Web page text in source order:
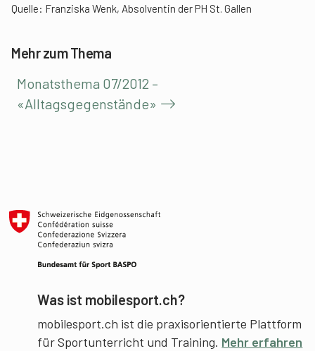
Quelle: Franziska Wenk, Absolventin der PH St. Gallen
Mehr zum Thema
Monatsthema 07/2012 –
«Alltagsgegenstände»
Was ist mobilesport.ch?
mobilesport.ch ist die praxisorientierte Plattform
für Sportunterricht und Training. Mehr erfahren